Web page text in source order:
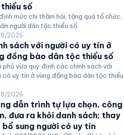
số
mức chi thăm hỏi, tặng quà tổ chức,
người dân tộc thiểu số.
2026
sách với người có uy tín ở
đồng bào dân tộc thiểu số
phủ vừa quy định các chính sách với
có uy tín ở vùng đồng bào dân tộc thiểu
2026
dẫn trình tự lựa chọn, công
đưa ra khỏi danh sách; thay
bổ sung người có uy tín